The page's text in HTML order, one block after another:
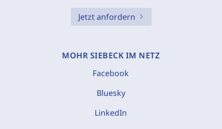
Jetzt anfordern
MOHR SIEBECK IM NETZ
Facebook
Bluesky
LinkedIn